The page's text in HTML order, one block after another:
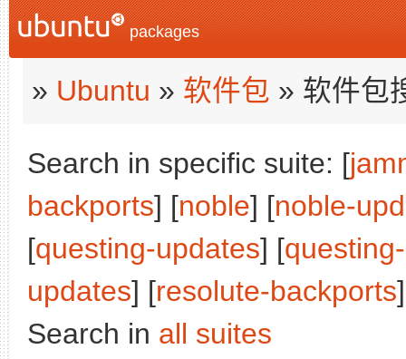
packages
» Ubuntu » 软件包 » 软件包
Search in specific suite: [
backports] [noble] [noble-
[questing-updates] [
updates] [resolute-backports
Search in all suites